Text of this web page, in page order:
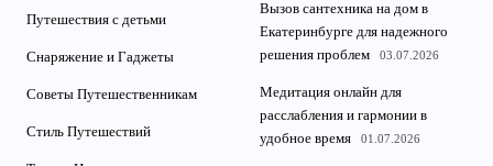
Путешествия с детьми
Снаряжение и Гаджеты
Советы Путешественникам
Стиль Путешествий
Вызов сантехника на дом в
Екатеринбурге для надежного
решения проблем
03.07.2026
Медитация онлайн для
расслабления и гармонии в
удобное время
01.07.2026